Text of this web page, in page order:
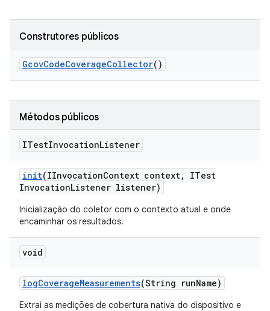
Construtores públicos
GcovCodeCoverageCollector()
Métodos públicos
ITestInvocationListener
init(IInvocationContext context,
ITest
InvocationListener listener)
Inicialização do coletor com o contexto atual e onde
encaminhar os resultados.
void
logCoverageMeasurements(String runName)
Extrai as medições de cobertura nativa do dispositivo e